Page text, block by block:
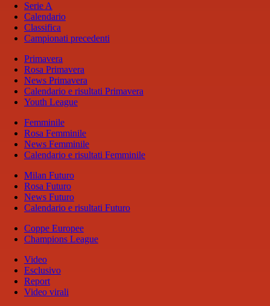
Serie A
Calendario
Classifica
Campionati precedenti
Primavera
Rosa Primavera
News Primavera
Calendario e risultati Primavera
Youth League
Femminile
Rosa Femminile
News Femminile
Calendario e risultati Femminile
Milan Futuro
Rosa Futuro
News Futuro
Calendario e risultati Futuro
Coppe Europee
Champions League
Video
Esclusivo
Report
Video virali